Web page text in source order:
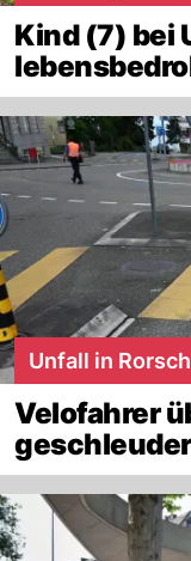
Kind (7) bei
Unfall in
Velofahrer